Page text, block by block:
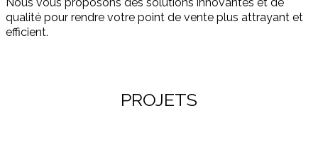
qualité pour rendre votre point de vente plus attrayant et
efficient.
PROJETS